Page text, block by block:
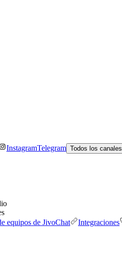
InstagramTelegram Todos los canales
equipos de JivoChat Integraciones